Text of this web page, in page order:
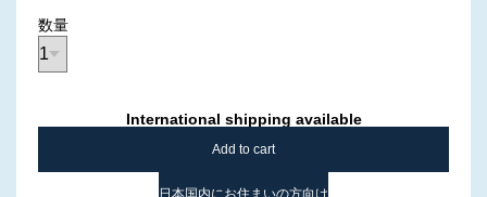
数量
International shipping available
Add to cart
日本国内にお住まいの方向け